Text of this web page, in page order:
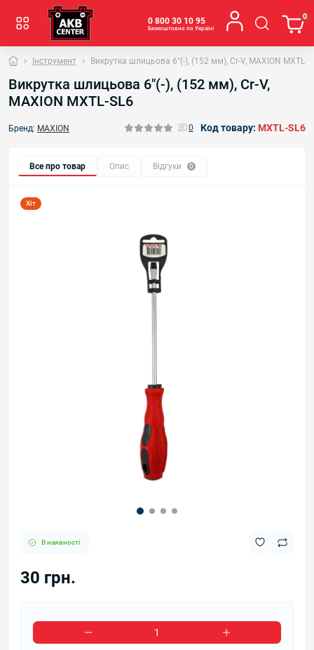
0 800 30 10 95
Безкоштовно по Україні
0
Інструмент Викрутка шлицьова 6"(-), (152 мм), Cr-V, MAXION MXTL-
Викрутка шлицьова 6"(-), (152 мм), Cr-V,
MAXION MXTL-SL6
Бренд: MAXION 0 Код товару: MXTL-SL6
Все про товар Опис Відгуки 0
Хіт
В наявності
30 грн.